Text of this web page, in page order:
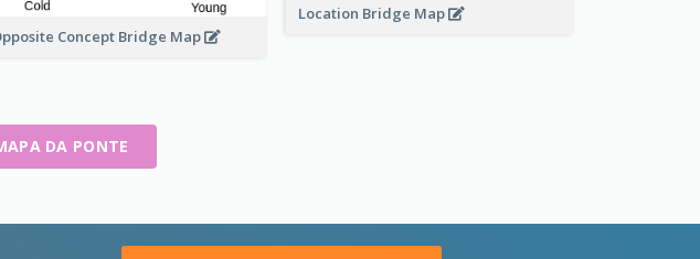
Concept Bridge Map
Location Bridge Map
DA PONTE